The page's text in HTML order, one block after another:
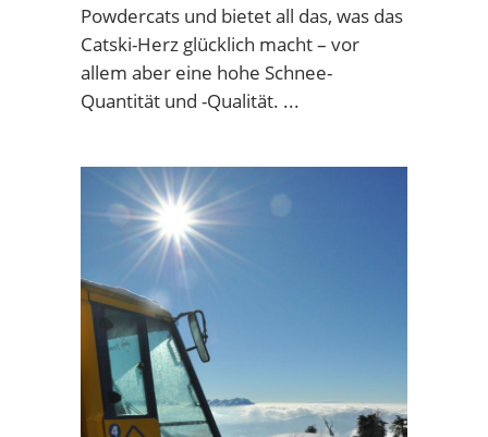
Powdercats und bietet all das, was das
Catski-Herz glücklich macht – vor
allem aber eine hohe Schnee-
Quantität und -Qualität.